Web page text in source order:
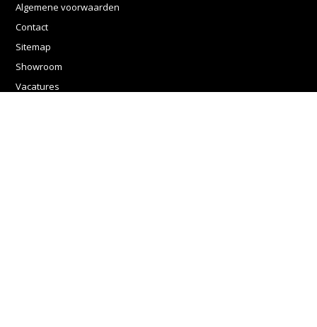
Algemene voorwaarden
Contact
Sitemap
Showroom
Vacatures